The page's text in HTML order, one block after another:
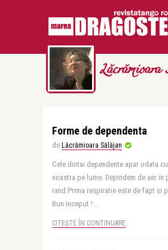
Forme de dependenta
de Lăcrămioara Sălăjan
Cele dintai dependente apar odata
noastra pe lume. Depindem de aer in
rand.Prima respiratie este de fapt si
Bun inceput ! ..
CITEȘTE ÎN CONTINUARE